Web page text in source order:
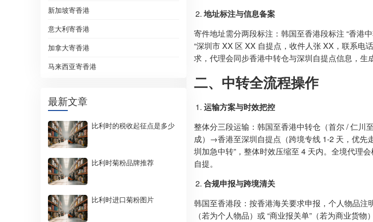
新加坡寄香港
意大利寄香港
加拿大寄香港
马来西亚寄香港
最新文章
比利时的税收起征点是多少
比利时菊粉品牌推荐
比利时进口菊粉图片
地址标注与信息备案
寄件地址需分两段标注：韩国至香港段标注 “香港
“深圳市 XX 区 XX 自提点，收件人张 XX，联系电
求，代理会同步香港中转仓与深圳自提点信息，生
二、中转全流程操作
运输方案与时效把控
整体分三段运输：韩国至香港中转仓（首尔 / 仁
成）→香港至深圳自提点（跨境专线 1-2 天，优先
圳加急中转”，整体时效压缩至 4 天内。全境代理
自提。
合规申报与跨境清关
韩国至香港段：按香港海关要求申报，个人物品注
（若为个人物品）或 “商业报关单”（若为商业货